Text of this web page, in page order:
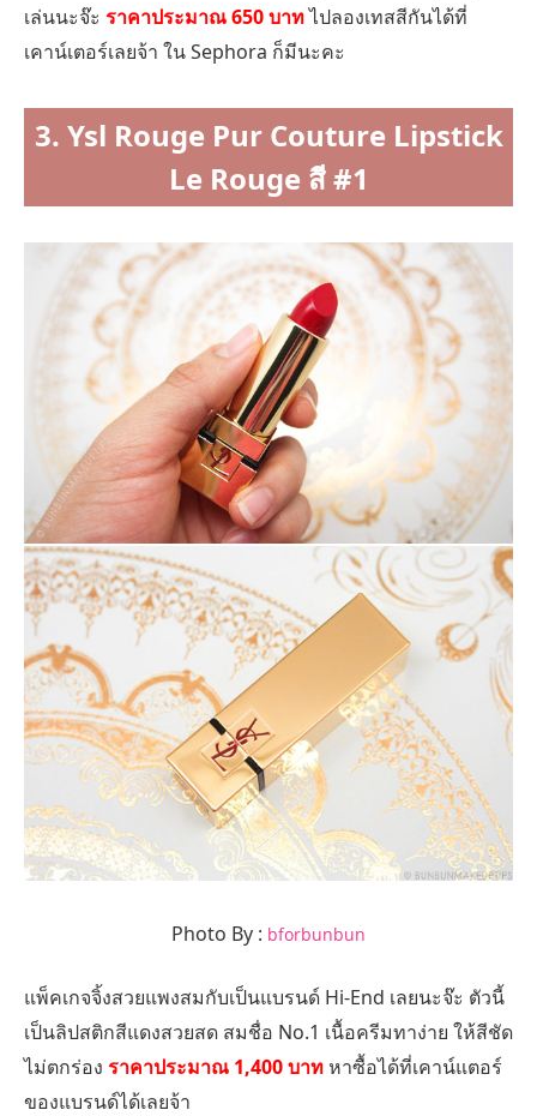
เล่นนะจ๊ะ ราคาประมาณ 650 บาทไปลองเทสสีกันได้ที่
เคาน์เตอร์เลยจ้า ใน Sephora ก็มีนะคะ
3. Ysl Rouge Pur Couture Lipstick
Le Rouge สี #1
Photo By : bforbunbun
แพ็คเกจจิ้งสวยแพงสมกับเป็นแบรนด์ Hi-End เลยนะจ๊ะ ตัวนี้
เป็นลิปสติกสีแดงสวยสด สมชื่อ No.1 เนื้อครีมทาง่าย ให้สีชัด
ไม่ตกร่อง ราคาประมาณ 1,400 บาทหาซื้อได้ที่เคาน์แตอร์
ของแบรนด์ได้เลยจ้า